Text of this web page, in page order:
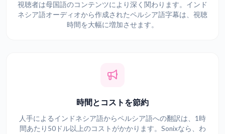
視聴者は母国語のコンテンツにより深く関わります。インド
ネシア語オーディオから作成されたペルシア語字幕は、視聴
時間を大幅に増加させます。
時間とコストを節約
人手によるインドネシア語からペルシア語への翻訳は、1時
間あたり50ドル以上のコストがかかります。Sonixなら、わ